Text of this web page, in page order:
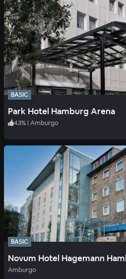
BASIC
Park Hotel Hamburg Arena
43% | Amburgo
BASIC
Novum Hotel Hagemann
Amburgo